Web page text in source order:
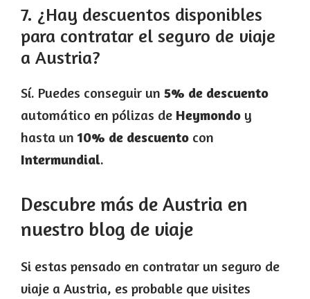
7. ¿Hay descuentos disponibles
para contratar el seguro de viaje
a Austria?
Sí. Puedes conseguir un 5% de descuento
automático en pólizas de Heymondo y
hasta un10% de descuento con
Intermundial.
Descubre más de Austria en
nuestro blog de viaje
Si estas pensado en contratar un seguro de
viaje a Austria, es probable que visites